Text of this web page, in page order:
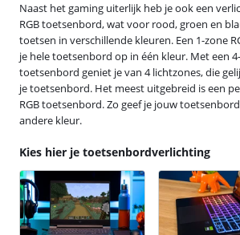
Naast het gaming uiterlijk heb je ook een
RGB toetsenbord, wat voor rood, groen en
toetsen in verschillende kleuren. Een 1-zone
je hele toetsenbord op in één kleur. Met een
toetsenbord geniet je van 4 lichtzones, die
je toetsenbord. Het meest uitgebreid is een
RGB toetsenbord. Zo geef je jouw
andere kleur.
Kies hier je toetsenbordverlichting